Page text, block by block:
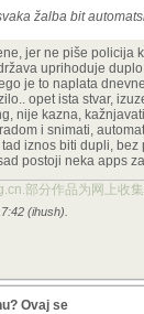
žalba bit
jer ne piše policija
uprihoduje
je to naplata
opet ista stvar,
nije kazna,
i snimati,
iznos biti dupli,
postoji neka apps
部分作品为网上收
(ihush).
Ovaj se